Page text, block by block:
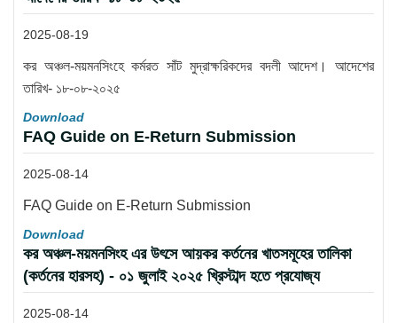
2025-08-19
কর অঞ্চল-ময়মনসিংহে কর্মরত সাঁট মুদ্রাক্ষরিকদের বদলী আদেশ। আদেশের
তারিখ- ১৮-০৮-২০২৫
Download
FAQ Guide on E-Return Submission
2025-08-14
FAQ Guide on E-Return Submission
Download
কর অঞ্চল-ময়মনসিংহ এর উৎসে আয়কর কর্তনের খাতসমূহের তালিকা
(কর্তনের হারসহ) - ০১ জুলাই ২০২৫ খ্রিস্টাব্দ হতে প্রযোজ্য
2025-08-14